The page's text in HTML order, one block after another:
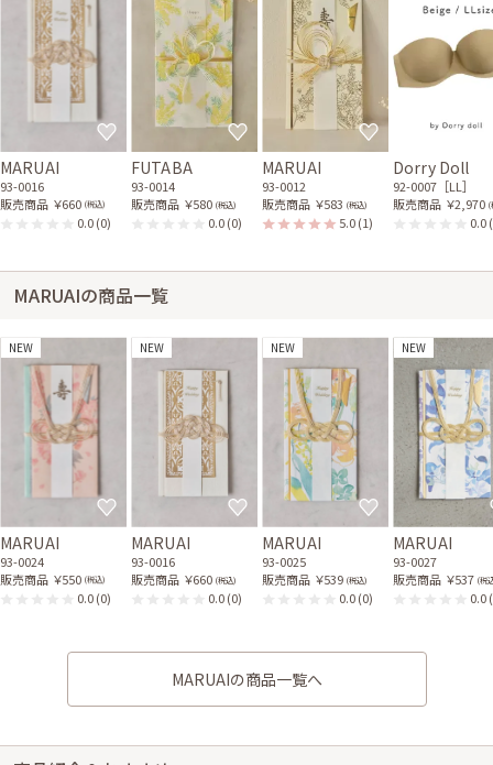
MARUAI
93-0016
販売商品 ￥660 (税込)
0.0(0)
FUTABA
93-0014
販売商品 ￥580 (税込)
0.0(0)
MARUAI
93-0012
販売商品 ￥583 (税込)
5.0(1)
Dorry Doll
92-0007［LL］
販売商品 ￥2,970 (
0.0
MARUAIの商品一覧
NEW
MARUAI
93-0024
販売商品 ￥550 (税込)
0.0(0)
NEW
MARUAI
93-0016
販売商品 ￥660 (税込)
0.0(0)
NEW
MARUAI
93-0025
販売商品 ￥539 (税込)
0.0(0)
NEW
MARUAI
93-0027
販売商品 ￥537 (税
0.0
MARUAIの商品一覧へ